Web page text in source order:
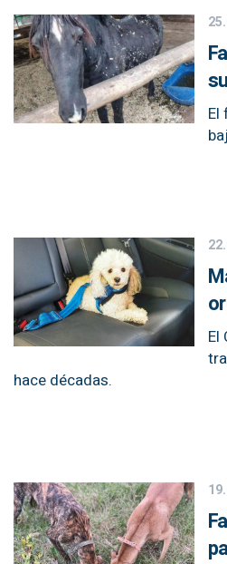
El
El
hace décadas.